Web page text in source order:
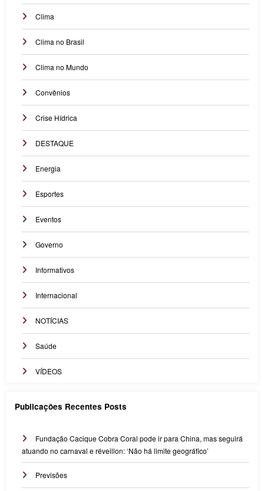
Clima
Clima no Brasil
Clima no Mundo
Convênios
Crise Hídrica
DESTAQUE
Energia
Esportes
Eventos
Governo
Informativos
Internacional
NOTÍCIAS
Saúde
VÍDEOS
Publicações Recentes Posts
Fundação Cacique Cobra Coral pode ir para China, mas seguirá
atuando no carnaval e réveillon: ‘Não há limite geográfico’
Previsões